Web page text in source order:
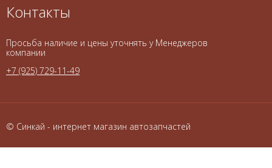
Контакты
Просьба наличие и цены уточнять у Менеджеров
компании
+7 (925) 729-11-49
© Синкай - интернет магазин автозапчастей